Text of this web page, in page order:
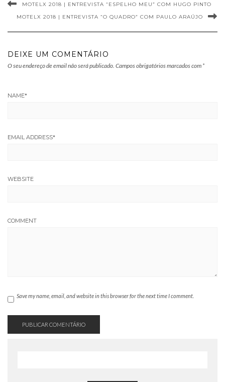
MOTELX 2018 | ENTREVISTA “ESPELHO MEU” COM HUGO PINTO
MOTELX 2018 | ENTREVISTA “O QUADRO” COM PAULO ARAÚJO
DEIXE UM COMENTÁRIO
O seu endereço de email não será publicado. Campos obrigatórios marcados com *
NAME*
EMAIL ADDRESS*
WEBSITE
COMMENT
Save my name, email, and website in this browser for the next time I comment.